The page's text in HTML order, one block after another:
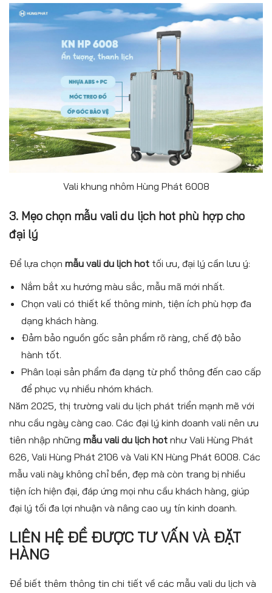
Vali khung nhôm Hùng Phát 6008
3. Mẹo chọn mẫu vali du lịch hot phù hợp cho
đại lý
Để lựa chọn mẫu vali du lịch hot tối ưu, đại lý cần lưu ý:
Nắm bắt xu hướng màu sắc, mẫu mã mới nhất.
Chọn vali có thiết kế thông minh, tiện ích phù hợp đa
dạng khách hàng.
Đảm bảo nguồn gốc sản phẩm rõ ràng, chế độ bảo
hành tốt.
Phân loại sản phẩm đa dạng từ phổ thông đến cao cấp
để phục vụ nhiều nhóm khách.
Năm 2025, thị trường vali du lịch phát triển mạnh mẽ với
nhu cầu ngày càng cao. Các đại lý kinh doanh vali nên ưu
tiên nhập những mẫu vali du lịch hot như Vali Hùng Phát
626, Vali Hùng Phát 2106 và Vali KN Hùng Phát 6008. Các
mẫu vali này không chỉ bền, đẹp mà còn trang bị nhiều
tiện ích hiện đại, đáp ứng mọi nhu cầu khách hàng, giúp
đại lý tối đa lợi nhuận và nâng cao uy tín kinh doanh.
LIÊN HỆ ĐỀ ĐƯỢC TƯ VẤN VÀ ĐẶT
HÀNG
Để biết thêm thông tin chi tiết về các mẫu vali du lịch và